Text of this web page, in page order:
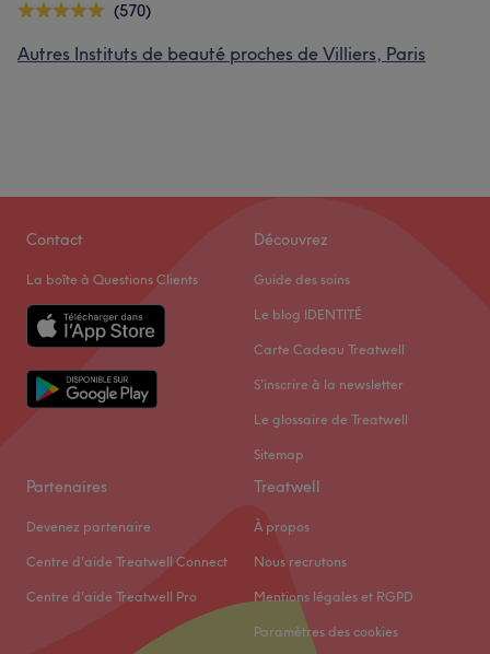
(570)
Autres Instituts de beauté proches de Villiers, Paris
Contact
La boîte à Questions Clients
Découvrez
Guide des soins
Le blog IDENTITÉ
Carte Cadeau Treatwell
S'inscrire à la newsletter
Le glossaire de Treatwell
Sitemap
Partenaires
Devenez partenaire
Centre d'aide Treatwell Connect
Centre d'aide Treatwell Pro
Treatwell
À propos
Nous recrutons
Mentions légales et RGPD
Paramètres des cookies